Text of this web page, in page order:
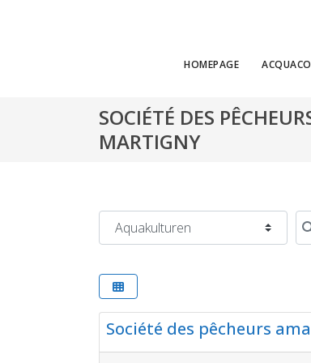
HOMEPAGE
SOCIÉTÉ DES
MARTIGNY
Categoria
Aquakulturen